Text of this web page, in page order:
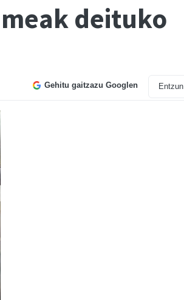
deituko
Gehitu gaitzazu Googlen Entzun